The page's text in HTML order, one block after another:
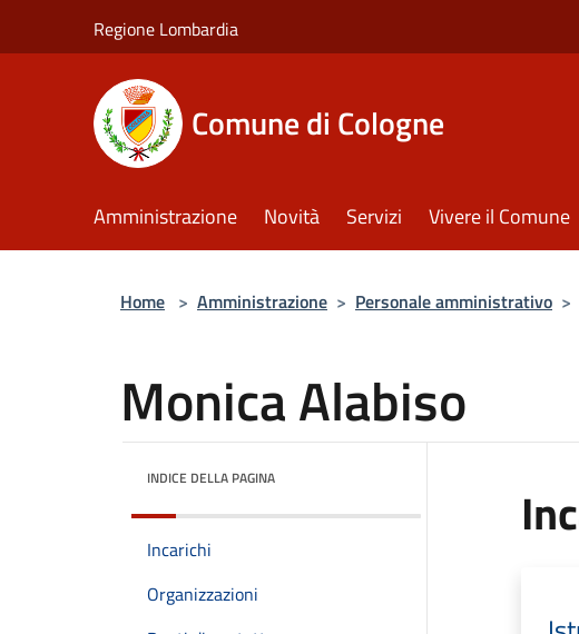
Regione Lombardia
Comune di Cologne
Amministrazione Novità Servizi Vivere il Comune
Home > Amministrazione > Personale amministrativo >
Monica Alabiso
INDICE DELLA PAGINA
Incarichi
Organizzazioni